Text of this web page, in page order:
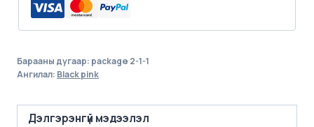
Барааны дугаар: package 2-1-1
Ангилал: Black pink
Дэлгэрэнгүй мэдээлэл